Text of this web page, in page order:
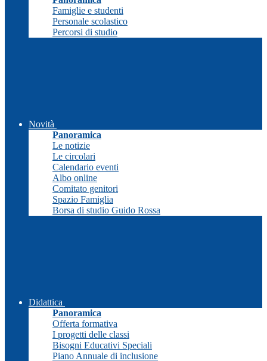
Famiglie e studenti
Personale scolastico
Percorsi di studio
Novità
Panoramica
Le notizie
Le circolari
Calendario eventi
Albo online
Comitato genitori
Spazio Famiglia
Borsa di studio Guido Rossa
Didattica
Panoramica
Offerta formativa
I progetti delle classi
Bisogni Educativi Speciali
Piano Annuale di inclusione